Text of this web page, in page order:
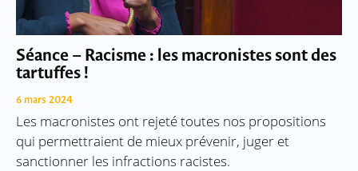
Séance – Racisme : les macronistes sont des
tartuffes !
6 mars 2024
Les macronistes ont rejeté toutes nos propositions
qui permettraient de mieux prévenir, juger et
sanctionner les infractions racistes.